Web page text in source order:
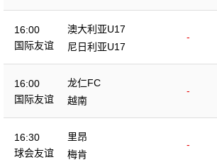
16:00
国际友谊
澳大利亚U17
-
尼日利亚U17
16:00
国际友谊
龙仁FC
-
越南
16:30
球会友谊
里昂
-
梅肯